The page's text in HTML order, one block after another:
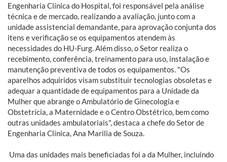
Engenharia Clínica do Hospital, foi responsável pela análise
técnica e de mercado, realizando a avaliação, junto com a
unidade assistencial demandante, para aprovação conjunta dos
itens e verificação se os equipamentos atendem às
necessidades do HU-Furg. Além disso, o Setor realiza o
recebimento, conferência, treinamento para uso, instalação e
manutenção preventiva de todos os equipamentos. "Os
aparelhos adquiridos visam substituir tecnologias obsoletas e
adequar a quantidade de equipamentos para a Unidade da
Mulher que abrange o Ambulatório de Ginecologia e
Obstetrícia, a Maternidade e o Centro Obstétrico, bem como
outras unidades ambulatoriais", destaca a chefe do Setor de
Engenharia Clínica, Ana Marilia de Souza.
Uma das unidades mais beneficiadas foi a da Mulher, incluindo